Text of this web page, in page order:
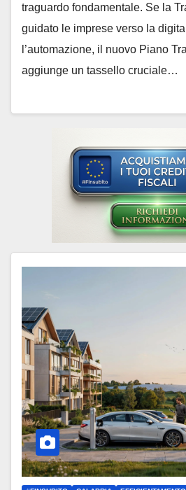
traguardo fondamentale. Se la
guidato le imprese verso la
l’automazione, il nuovo Piano
aggiunge un tassello cruciale…